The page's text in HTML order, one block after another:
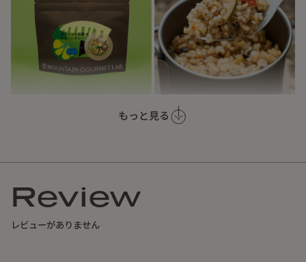
もっと見る
筍と豚の挽肉をベースとしたただただうまいグリーンカレー
食感が変化し、美味しいと楽しいが同居するよう設計してい
Review
レビューがありません